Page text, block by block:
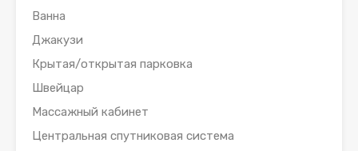
Ванна
Джакузи
Крытая/открытая парковка
Швейцар
Массажный кабинет
Центральная спутниковая система